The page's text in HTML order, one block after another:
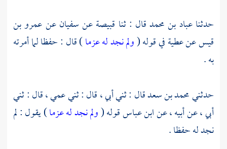
حدثناعباد بن محمدقال : ثنا قبيصةعنسفيانعنعمرو بن
قيسعنعطيةفي قوله (ولم نجد له عزما) قال : حفظا لما أمرته
به .
حدثنيمحمد بن سعدقال : ثني أبي ، قال : ثني عمي ، قال : ثني
أبي ، عن أبيه ، عنابن عباسقوله (ولم نجد له عزما) يقول : لم
نجد له حفظا .